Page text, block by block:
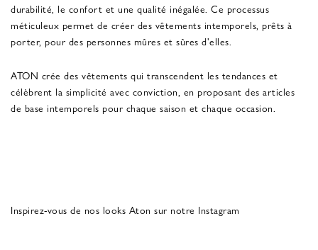
durabilité, le confort et une qualité inégalée. Ce processus
méticuleux permet de créer des vêtements intemporels, prêts à
porter, pour des personnes mûres et sûres d'elles.
ATON crée des vêtements qui transcendent les tendances et
célèbrent la simplicité avec conviction, en proposant des articles
de base intemporels pour chaque saison et chaque occasion.
Inspirez-vous de nos looks Aton sur notre Instagram